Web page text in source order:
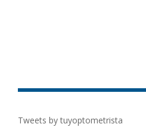
Tweets by tuyoptometrista